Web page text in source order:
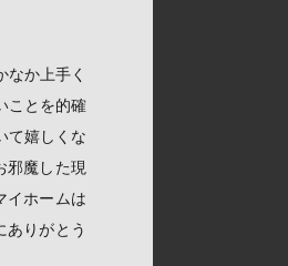
か上手く
ことを的確
て嬉しくな
邪魔した現
イホームは
ありがとう